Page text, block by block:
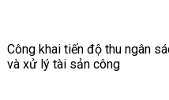
Công khai tiến độ thu ngân
và xử lý tài sản công